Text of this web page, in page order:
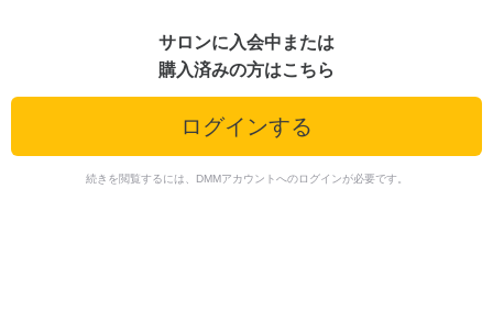
サロンに入会中または
購入済みの方はこちら
ログインする
続きを閲覧するには、DMMアカウントへのログインが必要です。